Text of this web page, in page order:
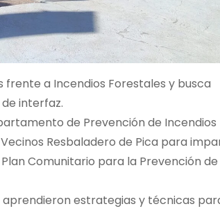
a Incendios Forestales y busca
interfaz.
de Prevención de Incendios
Resbaladero de Pica para
Comunitario para la Prevención de
estrategias y técnicas